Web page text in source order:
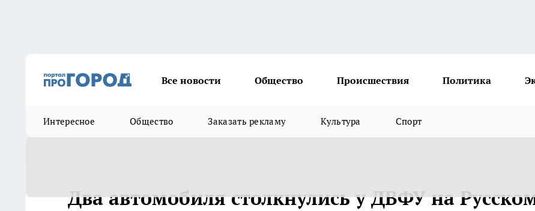
Все новости Общество Происшествия Политика
Интересное Общество Заказать рекламу Культура Спорт
Два автомобиля столкнулись у ДВФУ на